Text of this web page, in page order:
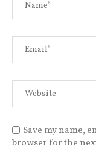
Save my name,
browser for the